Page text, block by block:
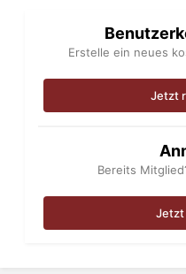
Erstelle ein neues
Jetzt
Bereits
Jetzt